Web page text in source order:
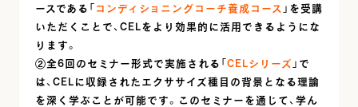
ースである「コンディショニングコーチ養成コース 」を受講
いただくことで、CELをより効果的に活用できるようにな
ります。
②全6回のセミナー形式で実施される「CELシリーズ 」で
は、CELに収録されたエクササイズ種目の背景となる理論
を深く学ぶことが可能です。このセミナーを通じて、学ん